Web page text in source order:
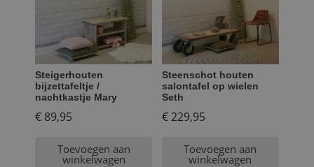
Steigerhouten
bijzettafeltje /
nachtkastje Mary
€ 89,95
Toevoegen aan
winkelwagen
Steenschot houten
salontafel op wielen
Seth
€229,95
Toevoegen aan
winkelwagen